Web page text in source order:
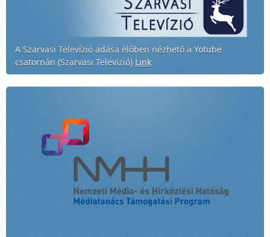
A Szarvasi Televízió adása élőben nézhető a Yotube
csatornán (Szarvasi Televízió) Link